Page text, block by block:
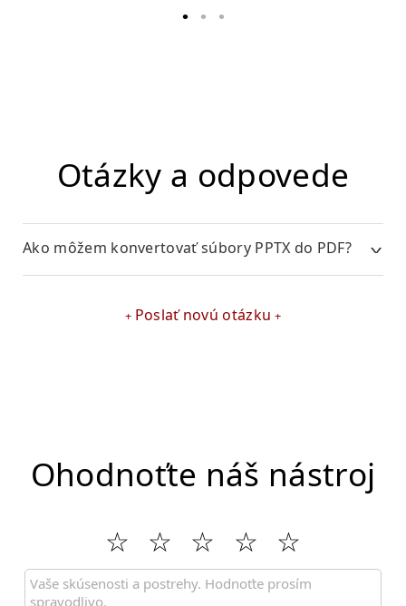
Otázky a odpovede
Ako môžem konvertovať súbory PPTX do PDF?
Poslať novú otázku
Ohodnoťte náš nástroj